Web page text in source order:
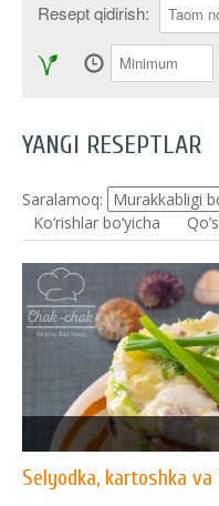
Resept qidirish:
YANGI RESEPTLAR
Saralamoq:
Ko‘rishlar bo‘yicha
Selyodka, kartoshka